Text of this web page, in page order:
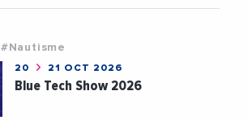
#Nautisme
20 21 OCT 2026
Blue Tech Show 2026